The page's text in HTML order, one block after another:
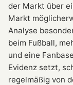
der Markt über
Markt
Analyse
beim Fußball,
und eine
Evidenz setzt,
regelmäßig von